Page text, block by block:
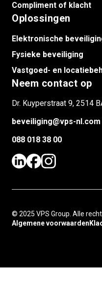
Compliment of klacht
Oplossingen
Elektronische
Fysieke beveiliging
Vastgoed- en
Neem contact op
Dr. Kuyperstraat 9, 2514
beveiliging@vps-nl.com
088 018 38 00
© 2025 VPS Group. Alle
Algemene voorwaarden